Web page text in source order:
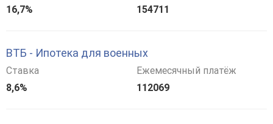
16,7%
154711
ВТБ - Ипотека для военных
Ставка
8,6%
Ежемесячный платёж
112069